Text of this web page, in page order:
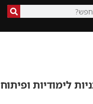
לימודיות ופיתוח